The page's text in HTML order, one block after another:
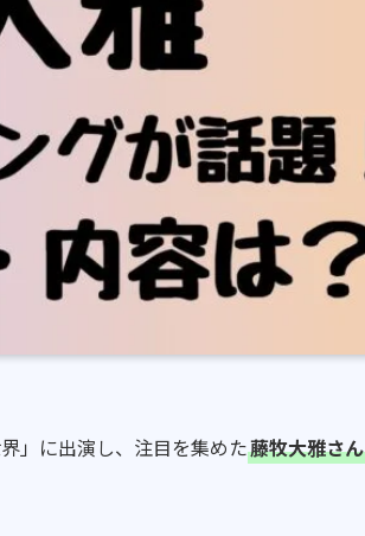
」に出演し、注目を集めた藤牧大雅さん